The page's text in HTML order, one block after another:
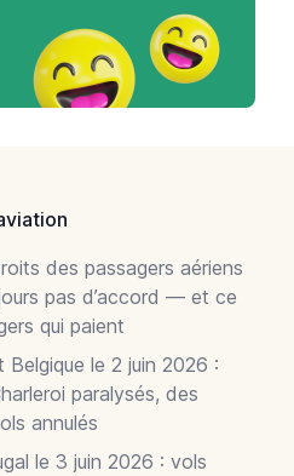
des passagers aériens
pas d’accord — et ce
qui paient
le 2 juin 2026 :
paralysés, des
annulés
le 3 juin 2026 : vols